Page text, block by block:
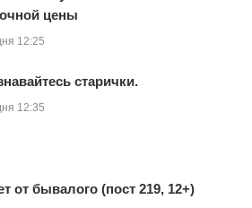
цены
12:25
старички.
12:35
от бывалого (пост 219, 12+)